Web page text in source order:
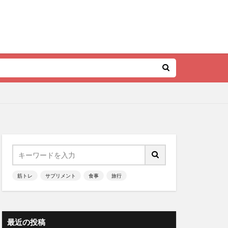
筋トレ サプリメント 食事 旅行
最近の投稿